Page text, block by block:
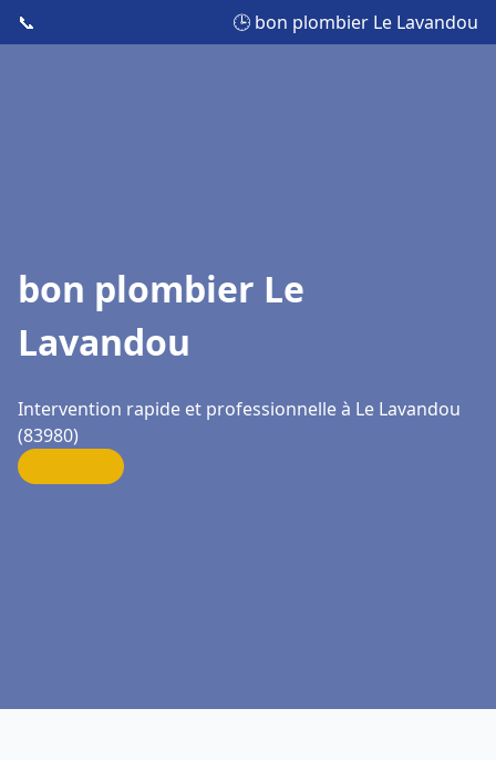
📞 🕒 bon plombier Le Lavandou
bon plombier Le
Lavandou
Intervention rapide et professionnelle à Le Lavandou
(83980)